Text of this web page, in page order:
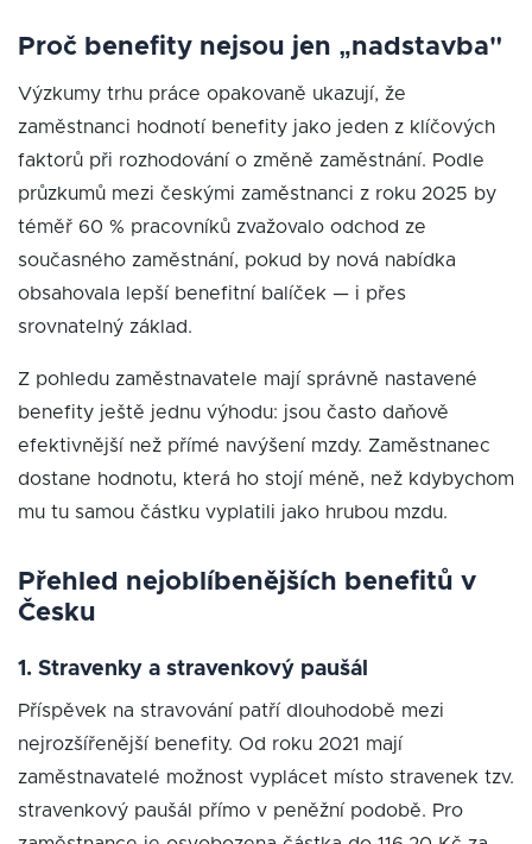
Proč benefity nejsou jen „nadstavba"
Výzkumy trhu práce opakovaně ukazují, že
zaměstnanci hodnotí benefity jako jeden z klíčových
faktorů při rozhodování o změně zaměstnání. Podle
průzkumů mezi českými zaměstnanci z roku 2025 by
téměř 60 % pracovníků zvažovalo odchod ze
současného zaměstnání, pokud by nová nabídka
obsahovala lepší benefitní balíček — i přes
srovnatelný základ.
Z pohledu zaměstnavatele mají správně nastavené
benefity ještě jednu výhodu: jsou často daňově
efektivnější než přímé navýšení mzdy. Zaměstnanec
dostane hodnotu, která ho stojí méně, než kdybychom
mu tu samou částku vyplatili jako hrubou mzdu.
Přehled nejoblíbenějších benefitů v
Česku
1. Stravenky a stravenkový paušál
Příspěvek na stravování patří dlouhodobě mezi
nejrozšířenější benefity. Od roku 2021 mají
zaměstnavatelé možnost vyplácet místo stravenek tzv.
stravenkový paušál přímo v peněžní podobě. Pro